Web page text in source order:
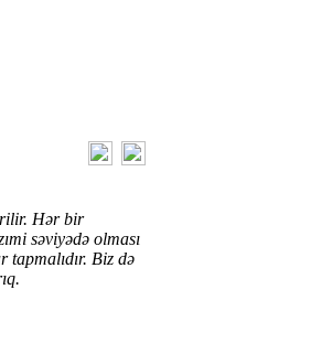
Hər bir
səviyədə olması
tapmalıdır. Biz də